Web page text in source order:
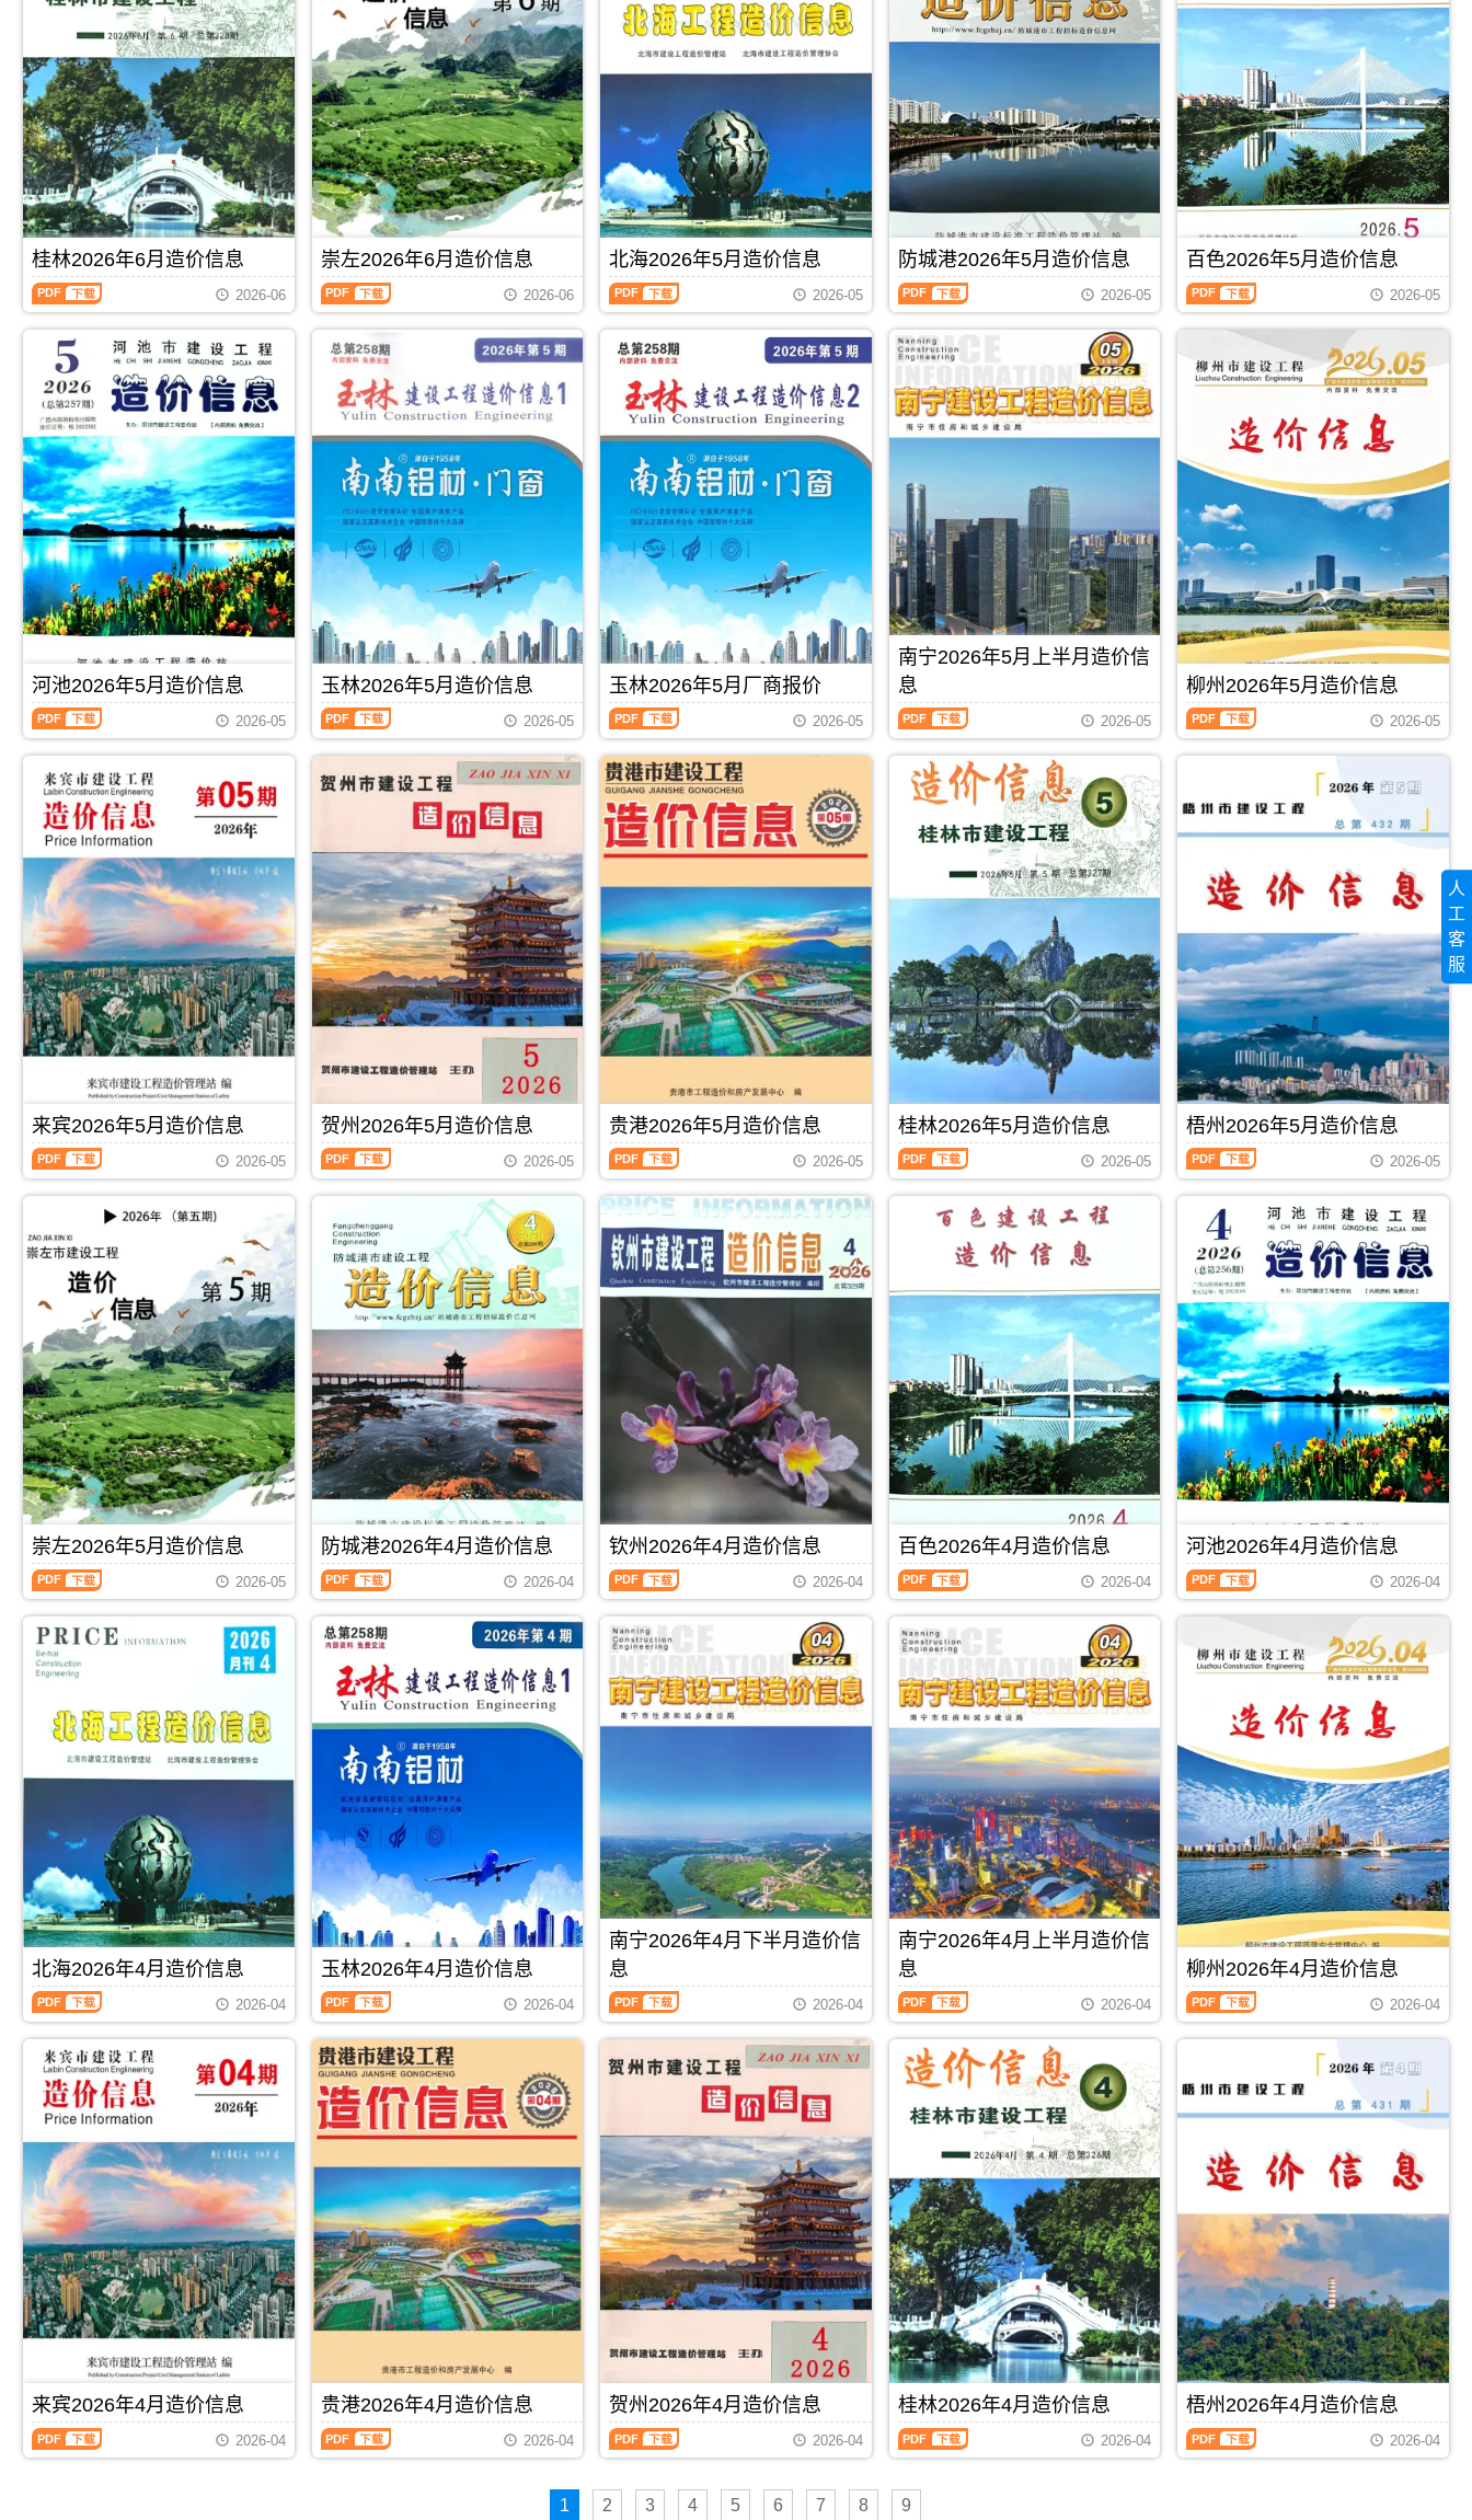
扫
件
PDF，
属
于
百
色
市
工
程
材
料
汇
编，
色
工
程
材
料
价
格
纠
纷
调
解
件
PDF，
属
于
北
海
市
工
程
合
同
材
料
核
定
价，
用
工
分
析
PDF，
地
区：
宜
州
区、
罗
城
县、
环
江
县、
县、
大
县、
县、
天
峨
东
兰
县、
巴
马
县、
凤
山
县.，
用
于
河
池
工
投
估
算
编
制
息
清
扫
描
件
PDF，
防
城
信
息
价
包
含
区
域：
城
港
市、
市、
上
思
县;
主
办：
防
城
市
建
设
标
准
工
用
城
港
工
程
招
标
价
编
制
息
网
州
信
息
价
包
含
区
域：
钦
州
市、
钦
州
灵
山
县;，
钦
市
造
价
信
息
期
PDF
林
设
工
程
造
价
信
息）
期
刊，
由
玉
林
市
造
价
信
息
网
发
布，
玉
林
信
息
价
包
含
玉
林
市、
陆
川
县、
兴
业
县、
容
县、
博
白
县、
北
流
县.，
玉
林
市
造
息
期
刊
PDF
信
（来
宾
建
设
工
程
造
价
信
息）
期
刊，
由
来
宾
市
建
息
来
宾
程
施
工
图
预
算
编
制，
属
于
来
工
程
材
料
指
导
价，
来
宾
市
信
期
刊
PDF
PDF 下载
港
工
造
价
信
息）
期
刊，
由
贵
港
市
建
设
息
信
息
包
含
区
域：
贵
港
市、
桂
平
市、
平
南
县.，
贵
市
价
信
息
期
刊
PDF
PDF 下载
设
工
程
造
价
信
期
刊，
由
贺
州
市
建
造
价
信
息
发
布，
当
前
贺
州
造
价
信
息
每
月
一
期
贺
州
建
设
工
程
造
价
方
发
布，
贺
期
刊
PDF 下载
息
（梧
建
设
工
程
造
价
信
期
刊，
由
梧
州
市
设
造
网
用
梧
州
工
程
投
资
估
算
编
制，
属
于
市
工
册，
梧
州
市
造
价
信
息
期
刊
PDF
PDF 下载
桂林2026年6月造价信息
桂
林
造
价
信
息
（桂
林
建
设
工
程
造
价
信
息）
刊，
由
桂
林
市
设
价
息
发
布，
用
于
桂
林
工
程
施
算
编
制，
属
于
林
市
建
招
投
标
参
考
文
件，
桂
林
市
造
价
信
息
刊
PDF
PDF 下载
2026-06
崇左2026年6月造价信息
崇
左
信
（崇
工
程
价
信
息）
期
刊，
由
崇
左
市
设
网
发
布，
用
于
崇
左
工
程
同
款
确
定
与
调
整，
于
工
取
价
指
导，
崇
左
市
信
息
期
PDF
PDF 下载
2026-06
北海2026年5月造价信息
北
海
年
信
（北
造
价
息）
期
刊，
由
北
海
市
建
设
造
价
信
息
网
发
于
北
海
工
程
全
过
程
管
控，
属
于
北
海
工
程
材
料
价
市
息
刊
PDF
PDF 下载
2026-05
防城港2026年5月造价信息
防
城
2026
年
月
造
价
（防
港
建
设
造
价
信
息）
期
刊，
由
防
信
布，
用
于
防
城
程
设
计
概
算
编
城
参
考
价，
防
城
港
市
信
息
期
PDF
下载
2026-05
百色2026年5月造价信息
百
色
月
（百
建
设
工
程
造
价
信
息）
刊，
由
百
色
市
造
用
于
百
色
工
程
招
标
控
制
价
编
制，
属
于
市
建
材
价
格
汇
编，
百
色
市
造
价
信
息
刊
PDF
PDF 下载
2026-05
河池2026年5月造价信息
河
池
造
信
（河
池
建
设
工
程
造
价
信
由
河
池
市
建
造
价
网
布，
用
于
河
池
工
程
施
工
图
预
算
编
制，
属
河
池
市
造
价
信
息
期
刊
PDF
PDF 下载
2026-05
玉林2026年5月造价信息
玉
林
5
（玉
建
设
工
程
造
价
息）
刊，
由
玉
林
市
建
造
于
玉
林
工
程
投
标
价
编
制，
属
于
玉
林
料
考，
玉
林
市
价
信
息
期
刊
PDF
PDF 下载
2026-05
玉林2026年5月厂商报价
玉
林
年
5
月
厂
商
报
林
建
材
厂
商
报
价）
期
玉
林
市
建
设
造
价
信
息
网
发
布，
覆
商
场
材
料
零
售
及
程
机
械
台
价，
玉
林
市
造
价
信
息
期
刊
PDF 下载
2026-05
南宁2026年5月上半月造价信
息
南
宁
价
宁
建
设
工
程
造
信
息）
期
刊，
由
南
造
信
息
发
布，
南
宁
建
设
工
造
价
信
息
从
年
月
后
分
为
上
半
月
信
息
价
和
下
半
月
信
息
价
下
载
请
看
造
价
信
息
封
面
月
份
标
题
内
容;
南
宁
信
价
包
PDF 下载
2026-05
柳州2026年5月造价信息
柳
州
月
价
（柳
建
工
程
造
价
信
期
刊，
由
柳
州
市
建
价
信
息
网
发
布，
用
于
柳
州
工
程
投
资
编
制，
属
于
市
建
汇
柳
州
市
造
价
信
息
期
PDF
下载
2026-05
来宾2026年5月造价信息
来
宾
月
造
信
（来
宾
建
设
工
程
造
价
信
息）
期
刊，
由
来
宾
市
建
设
造
布，
工
程
材
料
价
格
纠
纷
调
解，
属
来
程
材
料
指
导
价，
来
宾
市
造
息
期
刊
PDF
PDF 下载
2026-05
贺州2026年5月造价信息
贺
州
月
（贺
州
建
设
工
程
造
价
信
息）
期
刊，
由
贺
州
市
建
设
息
布，
贺
程
全
过
程
成
本
管
控，
属
于
贺
州
市
工
参
考
信
息，
贺
州
市
息
期
刊
PDF
PDF 下载
2026-05
贵港2026年5月造价信息
贵
港
年
5
月
造
价
信
（贵
工
程
期
刊，
由
贵
港
市
建
设
造
价
信
息
用
贵
港
工
程
合
同
价
款
确
定
与
调
整，
港
市
工
程
造
价
管
理
手
册，
市
价
信
息
期
PDF
PDF 下载
2026-05
桂林2026年5月造价信息
桂
林
信
息
设
工
程
造
价
息）
期
刊，
由
桂
林
市
建
设
价
信
息
网
用
于
桂
林
工
程
招
标
控
制
价
编
制，
属
于
桂
市
参
考
价，
桂
林
市
造
价
信
息
期
刊
PDF
PDF 下载
2026-05
梧州2026年5月造价信息
梧
州
造
价
信
息
（梧
州
建
设
工
程
造
价
信
息）
刊，
由
梧
州
市
设
造
网
布，
用
于
州
工
程
施
图
预
算
编
制，
属
梧
州
市
取
指
导，
梧
市
造
价
信
息
期
刊
PDF
PDF 下载
2026-05
崇左2026年5月造价信息
崇
左
年
5
月
左
造
价
信
息）
期
刊，
由
崇
左
市
建
设
造
价
网
发
布，
用
于
崇
左
工
程
投
算
编
制，
属
PDF 下载
2026-05
防城港2026年4月造价信息
防
城
2026
年
价
（防
建
设
工
造
价
信
息）
期
刊，
由
防
城
港
市
建
设
价
息
网
发
布，
用
于
防
城
程
竣
工
结
PDF 下载
2026-04
钦州2026年4月造价信息
钦
州
年
4
造
价
信
建
设
工
程
造
价
信
期
刊，
由
钦
州
市
建
设
网
发
布，
用
于
钦
州
工
标
制
价
编
制，
钦
PDF 下载
2026-04
百色2026年4月造价信息
百
色
年
4
造
价
（百
色
建
设
工
程
造
价
信
期
刊，
由
百
色
市
建
设
发
布，
用
于
百
色
工
程
施
工
图
预
算
编
制，
百
PDF 下载
2026-04
河池2026年4月造价信息
河
池
月
（河
池
建
设
程
造
价
信
息）
期
刊，
由
河
池
市
造
价
于
池
程
设
计
概
算
编
制，
属
PDF 下载
2026-04
北海2026年4月造价信息
北
海
造
信
（北
海
工
程
造
价
信
息）
期
海
市
建
设
下载
2026-04
玉林2026年4月造价信息
玉
林
年
4
月
造
价
信
林
建
设
工
程
造
价
信
刊，
由
玉
林
市
PDF 下载
2026-04
南宁2026年4月下半月造价信
息
南
宁
4
价
息
（南
宁
建
设
工
造
信
息）
期
刊，
由
宁
市
PDF 下载
2026-04
南宁2026年4月上半月造价信
息
南
宁
月
半
价
信
息
（南
宁
建
设
工
程
造
价
信
息）
期
刊，
由
宁
市
PDF 下载
2026-04
柳州2026年4月造价信息
柳
州
月
（柳
建
工
程
造
信
息）
期
刊，
由
柳
州
市
PDF 下载
2026-04
来宾2026年4月造价信息
来
宾
2026-04
贵港2026年4月造价信息
贵
港
2026-04
贺州2026年4月造价信息
贺
州
年
4
2026-04
桂林2026年4月造价信息
桂
林
年
4
2026-04
梧州2026年4月造价信息
梧
州
2026-04
1 2 3 4 5 6 7 8 9
人
工
客
服